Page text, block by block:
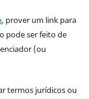
, prover um link para
pode ser feito de
(ou
termos jurídicos ou